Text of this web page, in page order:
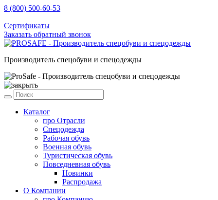
8 (800) 500-60-53
Сертификаты
Заказать обратный звонок
Производитель спецобуви и спецодежды
Каталог
про Отрасли
Спецодежда
Рабочая обувь
Военная обувь
Туристическая обувь
Повседневная обувь
Новинки
Распродажа
О Компании